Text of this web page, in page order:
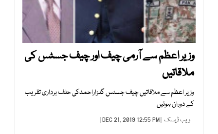
وزیر اعظم سے آرمی چیف اور چیف جسٹس کی
ملاقاتیں
وزیر اعظم سے ملاقاتیں چیف جسٹس گلزاراحمدکی حلف برداری تقریب
کے دوران ہوئیں
ویب ڈیسک | DEC 21, 2019 12:55 PM |